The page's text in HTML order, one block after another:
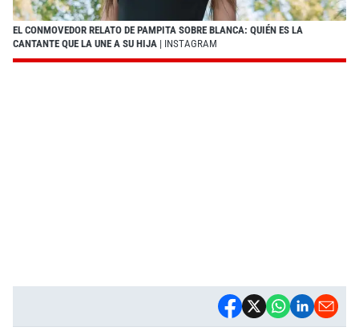
EL CONMOVEDOR RELATO DE PAMPITA SOBRE BLANCA: QUIÉN ES LA
CANTANTE QUE LA UNE A SU HIJA | INSTAGRAM